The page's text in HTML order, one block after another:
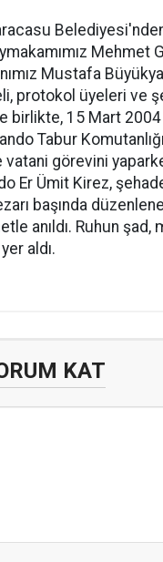
Mehmet
Mustafa
protokol üyeleri ve
birlikte, 15 Mart
Tabur
vatani görevini
Er Ümit Kirez,
başında
anıldı. Ruhun şad,
aldı.
KAT